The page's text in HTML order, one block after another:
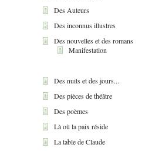
Des Auteurs
Des inconnus illustres
Des nouvelles et des romans
Manifestation
Des nuits et des jours...
Des pièces de théâtre
Des poèmes
Là où la paix réside
La table de Claude